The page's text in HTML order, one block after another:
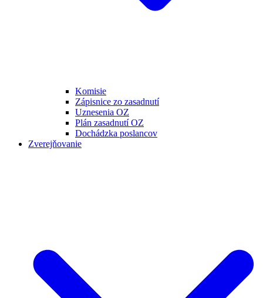
Komisie
Zápisnice zo zasadnutí
Uznesenia OZ
Plán zasadnutí OZ
Dochádzka poslancov
Zverejňovanie